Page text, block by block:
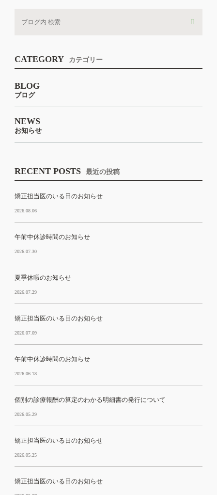
CATEGORY カテゴリー
BLOG
ブログ
NEWS
お知らせ
RECENT POSTS 最近の投稿
矯正担当医のいる日のお知らせ
2026.08.06
午前中休診時間のお知らせ
2026.07.30
夏季休暇のお知らせ
2026.07.29
矯正担当医のいる日のお知らせ
2026.07.09
午前中休診時間のお知らせ
2026.06.18
個別の診療報酬の算定のわかる明細書の発行について
2026.05.29
矯正担当医のいる日のお知らせ
2026.05.25
矯正担当医のいる日のお知らせ